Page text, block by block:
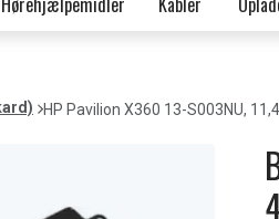
HP Pavilion X360 13-S003NU,